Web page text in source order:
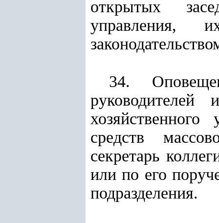
открытых
управления,
34.
руководителей
средств
секретарь
или по его
подразделения.